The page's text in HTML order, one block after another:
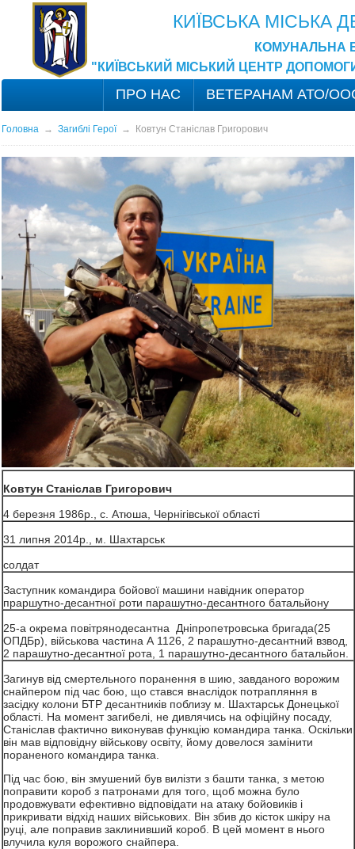
КИЇВСЬКА МІСЬКА
КОМУНАЛЬНА
"КИЇВСЬКИЙ МІСЬКИЙ ЦЕНТР
ПРО НАС ВЕТЕРАНАМ АТО/
Головна→ Загиблі Герої→ Ковтун Станіслав Григорович
Ковтун Станіслав Григорович
4 березня 1986р., с. Атюша, Чернігівської області
31 липня 2014р., м. Шахтарськ
солдат
Заступник командира бойової машини навідник оператор
праршутно-десантної роти парашутно-десантного батальйону
25-а окрема повітрянодесантна Дніпропетровська бригада(25
ОПДБр), військова частина А 1126, 2 парашутно-десантний взвод,
2 парашутно-десантної рота, 1 парашутно-десантного батальйон.
Загинув від смертельного поранення в шию, завданого ворожим
снайпером під час бою, що стався внаслідок потрапляння в
засідку колони БТР десантників поблизу м. Шахтарськ Донецької
області. На момент загибелі, не дивлячись на офіційну посаду,
Станіслав фактично виконував функцію командира танка. Оскільки
він мав відповідну військову освіту, йому довелося замінити
пораненого командира танка.
Під час бою, він змушений був вилізти з башти танка, з метою
поправити короб з патронами для того, щоб можна було
продовжувати ефективно відповідати на атаку бойовиків і
прикривати відхід наших військових. Він збив до кісток шкіру на
руці, але поправив заклинивший короб. В цей момент в нього
влучила куля ворожого снайпера.